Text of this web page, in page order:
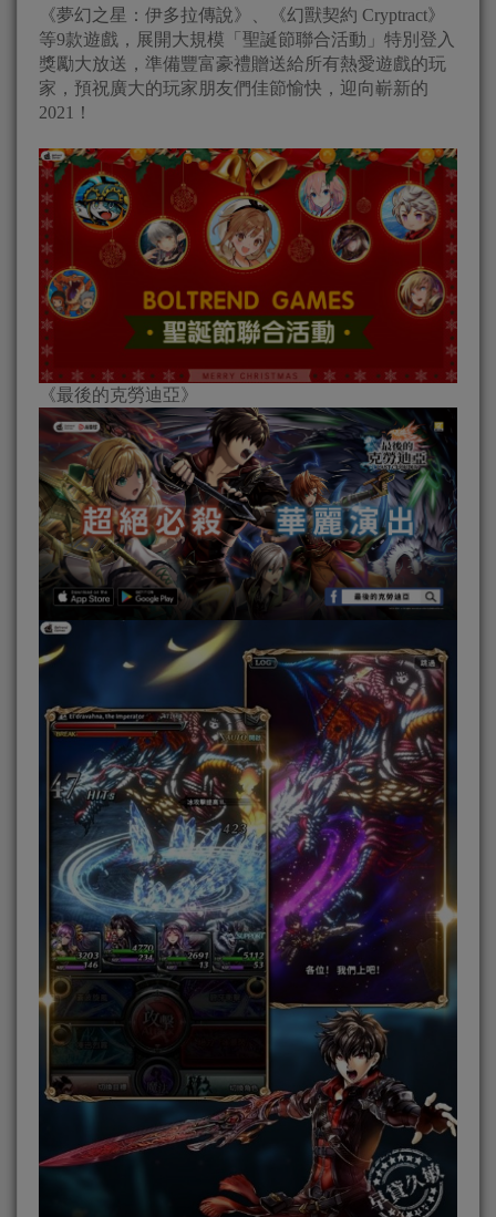
《夢幻之星：伊多拉傳說》、《幻獸契約 Cryptract》
等9款遊戲，展開大規模「聖誕節聯合活動」特別登入
獎勵大放送，準備豐富豪禮贈送給所有熱愛遊戲的玩
家，預祝廣大的玩家朋友們佳節愉快，迎向嶄新的
2021！
《最後的克勞迪亞》